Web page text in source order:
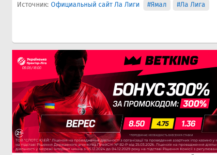
Источник: Официальный сайт Ла Лиги #Ямал #Ла Лига